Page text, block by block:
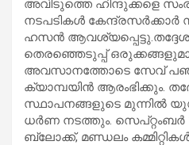
അവിടുത്തെ ഹിന്ദുക്കളെ
നടപടികള്‍ കേന്ദ്രസര്‍ക്കാര്‍
ഹസന്‍
തെരഞ്ഞെടുപ്പ്
അവസാനത്തോടെ സേവ്
ക്യാമ്പയിന്‍ ആരംഭിക്കും.
സ്ഥാപനങ്ങളുടെ മുന്നില്‍
ധര്‍ണ നടത്തും.
ബ്ലോക്ക്, മണ്ഡലം